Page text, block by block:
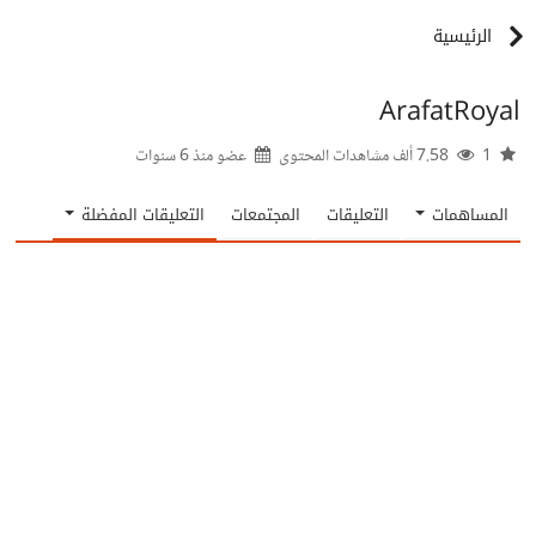
الرئيسية
ArafatRoyal
عضو منذ6 سنوات
المساهمات التعليقات المجتمعات التعليقات المفضلة